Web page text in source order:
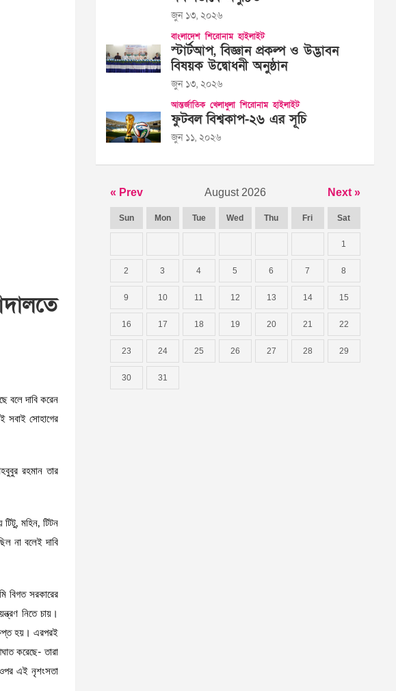
বলে দাবি করেন
সবাই সোহাগের
রহমান তার
মহিন, টিটন
না বলেই দাবি
বিগত সরকারের
নিতে চায়।
হয়। এরপরই
করেছে- তারা
এই নৃশংসতা
জুন ১৩, ২০২৬
বাংলাদেশ শিরোনাম হাইলাইট
স্টার্টআপ, বিজ্ঞান প্রকল্প ও উদ্ভাবন
বিষয়ক উদ্বোধনী অনুষ্ঠান
জুন ১৩, ২০২৬
আন্তর্জাতিক খেলাধুলা শিরোনাম হাইলাইট
ফুটবল বিশ্বকাপ-২৬ এর সূচি
জুন ১১, ২০২৬
« Prev August 2026 Next »
Sun Mon Tue Wed Thu Fri Sat
1
2 3 4 5 6 7 8
9 10 11 12 13 14 15
16 17 18 19 20 21 22
23 24 25 26 27 28 29
30 31